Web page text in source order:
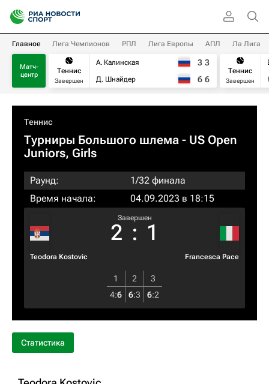
Главное Лига Чемпионов РПЛ Лига Европы АПЛ Ла Лига
Матч-
центр
Теннис
Завершен
А. Калинская
Д. Шнайдер
3 3
6 6
Теннис
Завершен
Теннис
Турниры Большого шлема - US Open
Juniors, Girls
Раунд:
1/32 финала
Время начала:
04.09.2023 в 18:15
Teodora Kostovic
Завершен
2 : 1
Francesca Pace
1 2
3
4:6 6:3 6:2
Статистика